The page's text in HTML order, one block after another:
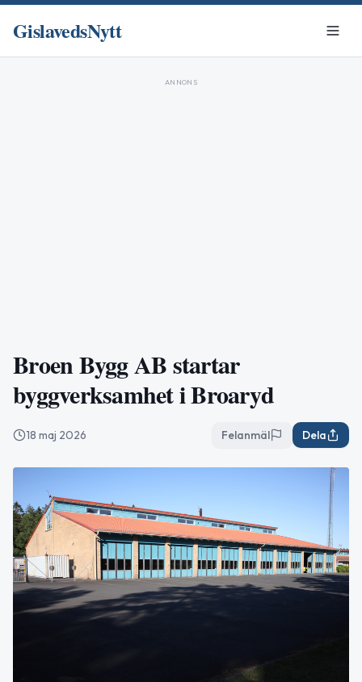
GislavedsNytt
ANNONS
Broen Bygg AB startar
byggverksamhet i Broaryd
18 maj 2026 Felanmäl Dela